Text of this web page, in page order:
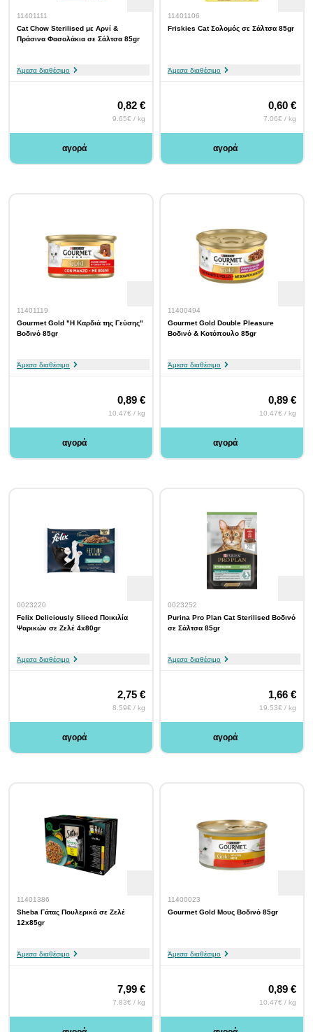
11401111
Cat Chow Sterilised με Αρνί &
Πράσινα Φασολάκια σε Σάλτσα 85gr
Άμεσα διαθέσιμο
0,82 €
9.65€ / kg
αγορά
11401106
Friskies Cat Σολομός σε Σάλτσα 85gr
Άμεσα διαθέσιμο
0,60 €
7.06€ / kg
αγορά
11401119
Gourmet Gold "Η Καρδιά της Γεύσης"
Βοδινό 85gr
Άμεσα διαθέσιμο
0,89 €
10.47€ / kg
αγορά
11400494
Gourmet Gold Double Pleasure
Βοδινό & Κοτόπουλο 85gr
Άμεσα διαθέσιμο
0,89 €
10.47€ / kg
αγορά
0023220
Felix Deliciously Sliced Ποικιλία
Ψαρικών σε Ζελέ 4x80gr
Άμεσα διαθέσιμο
2,75 €
8.59€ / kg
αγορά
0023252
Purina Pro Plan Cat Sterilised Βοδινό
σε Σάλτσα 85gr
Άμεσα διαθέσιμο
1,66 €
19.53€ / kg
αγορά
11401386
Sheba Γάτας Πουλερικά σε Ζελέ
12x85gr
Άμεσα διαθέσιμο
7,99 €
7.83€ / kg
11400023
Gourmet Gold Μους Βοδινό 85gr
Άμεσα διαθέσιμο
0,89 €
10.47€ / kg